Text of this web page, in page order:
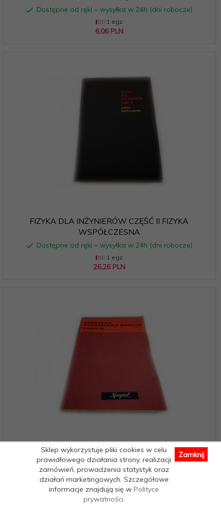
Dostępne od ręki – wysyłka w 24h (dni robocze)
1 egz.
6,06 PLN
FIZYKA DLA INŻYNIERÓW CZĘŚĆ II FIZYKA
WSPÓŁCZESNA
Dostępne od ręki – wysyłka w 24h (dni robocze)
1 egz.
26,26 PLN
PODSTAWY KONSTRUKCJI MASZYN CZĘŚĆ III 1970
Dostępne od ręki – wysyłka w 24h (dni robocze)
1 egz.
9,09 PLN
Sklep wykorzystuje pliki cookies w celu
prawidłowego działania strony, realizacji
zamówień, prowadzenia statystyk oraz
działań marketingowych. Szczegółowe
informacje znajdują się wPolityce
prywatności
Zamknij